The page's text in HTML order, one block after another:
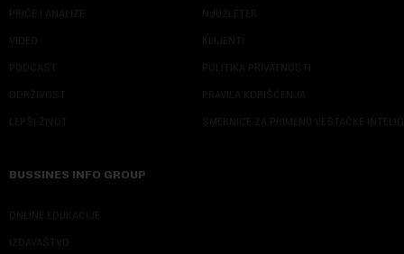
PRIČE I ANALIZE
VIDEO
PODCAST
ODRŽIVOST
LEPŠI ŽIVOT
NJUZLETER
KLIJENTI
POLITIKA PRIVATNOSTI
PRAVILA KORIŠĆENJA
SMERNICE ZA PRIMENU VEŠTAČKE
BUSSINES INFO GROUP
ONLINE EDUKACIJE
IZDAVAŠTVO